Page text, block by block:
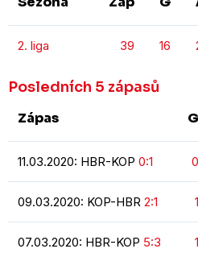
2. liga 39 16
Posledních 5 zápasů
Zápas G
11.03.2020: HBR-KOP 0:1 0
09.03.2020: KOP-HBR 2:1 1
07.03.2020: HBR-KOP 5:3 1